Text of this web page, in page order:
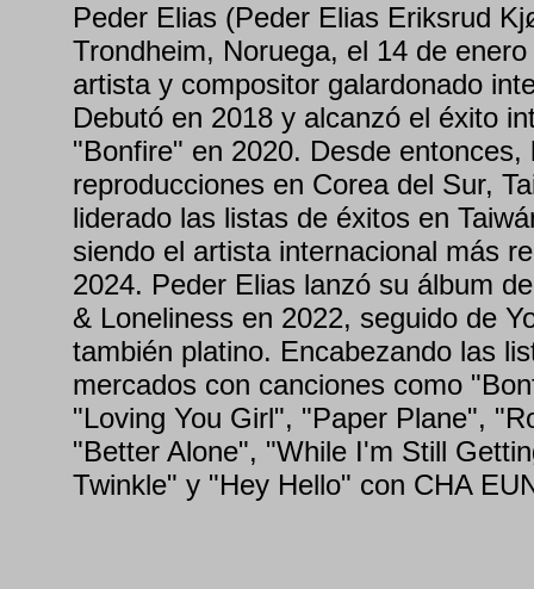
Peder Elias (Peder Elias Eriksrud
Trondheim, Noruega, el 14 de
artista y compositor galardonado
Debutó en 2018 y alcanzó el éxito
"Bonfire" en 2020. Desde entonces,
reproducciones en Corea del Sur,
liderado las listas de éxitos en
siendo el artista internacional más
2024. Peder Elias lanzó su álbum
& Loneliness en 2022, seguido de
también platino. Encabezando las
mercados con canciones como
"Loving You Girl", "Paper Plane",
"Better Alone", "While I'm Still
Twinkle" y "Hey Hello" con CHA